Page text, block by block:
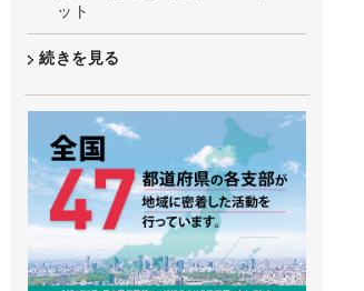
ット
続きを見る